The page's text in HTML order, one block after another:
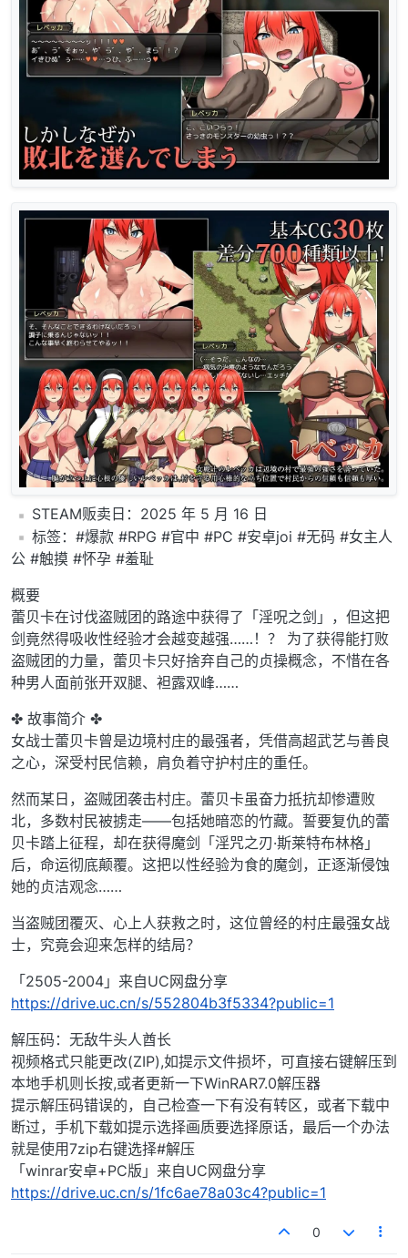
️STEAM贩卖日：2025 年 5 月 16 日
️标签：#爆款 #RPG #官中 #PC #安卓joi #无码 #女主人
公 #触摸 #怀孕 #羞耻
概要
蕾贝卡在讨伐盗贼团的路途中获得了「淫呪之剑」，但这把
剑竟然得吸收性经验才会越变越强……！？ 为了获得能打败
盗贼团的力量，蕾贝卡只好捨弃自己的贞操概念，不惜在各
种男人面前张开双腿、袒露双峰……
✤ 故事简介 ✤
女战士蕾贝卡曾是边境村庄的最强者，凭借高超武艺与善良
之心，深受村民信赖，肩负着守护村庄的重任。
然而某日，盗贼团袭击村庄。蕾贝卡虽奋力抵抗却惨遭败
北，多数村民被掳走——包括她暗恋的竹藏。誓要复仇的蕾
贝卡踏上征程，却在获得魔剑「淫咒之刃·斯莱特布林格」
后，命运彻底颠覆。这把以性经验为食的魔剑，正逐渐侵蚀
她的贞洁观念……
当盗贼团覆灭、心上人获救之时，这位曾经的村庄最强女战
士，究竟会迎来怎样的结局？
「2505-2004」来自UC网盘分享
https://drive.uc.cn/s/552804b3f5334?public=1
解压码：无敌牛头人酋长
视频格式只能更改(ZIP),如提示文件损坏，可直接右键解压到
本地手机则长按,或者更新一下WinRAR7.0解压器
提示解压码错误的，自己检查一下有没有转区，或者下载中
断过，手机下载如提示选择画质要选择原话，最后一个办法
就是使用7zip右键选择#解压
「winrar安卓+PC版」来自UC网盘分享
https://drive.uc.cn/s/1fc6ae78a03c4?public=1
0